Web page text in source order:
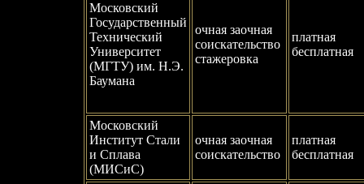
Московский
Государственный
Технический
Университет
(МГТУ) им. Н.Э.
Баумана
очная заочная
соискательство
стажеровка
платная
бесплатная
Московский
Институт Стали
и Сплава
(МИСиС)
очная заочная
соискательство
платная
бесплатная